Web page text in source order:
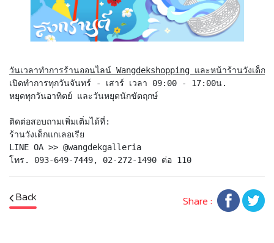
วันเวลาทำการร้านออนไลน์ Wangdekshopping และหน้าร้านวังเด็กแ
เปิดทำการทุกวันจันทร์ - เสาร์ เวลา 09:00 - 17:00น.
หยุดทุกวันอาทิตย์ และวันหยุดนักขัตฤกษ์
ติดต่อสอบถามเพิ่มเติ่มได้ที่:
ร้านวังเด็กแกเลอเรีย
LINE OA >> @wangdekgalleria
โทร. 093-649-7449, 02-272-1490 ต่อ 110
Back Share :